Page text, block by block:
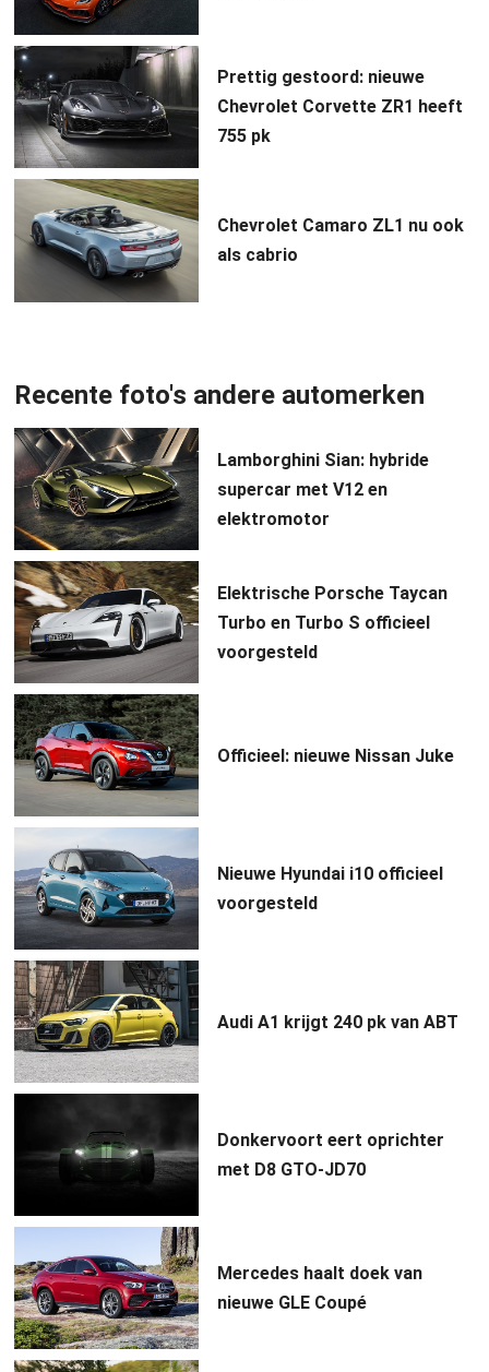
Prettig gestoord: nieuwe
Chevrolet Corvette ZR1 heeft
755 pk
Chevrolet Camaro ZL1 nu ook
als cabrio
Recente foto's andere automerken
Lamborghini Sian: hybride
supercar met V12 en
elektromotor
Elektrische Porsche Taycan
Turbo en Turbo S officieel
voorgesteld
Officieel: nieuwe Nissan Juke
Nieuwe Hyundai i10 officieel
voorgesteld
Audi A1 krijgt 240 pk van ABT
Donkervoort eert oprichter
met D8 GTO-JD70
Mercedes haalt doek van
nieuwe GLE Coupé